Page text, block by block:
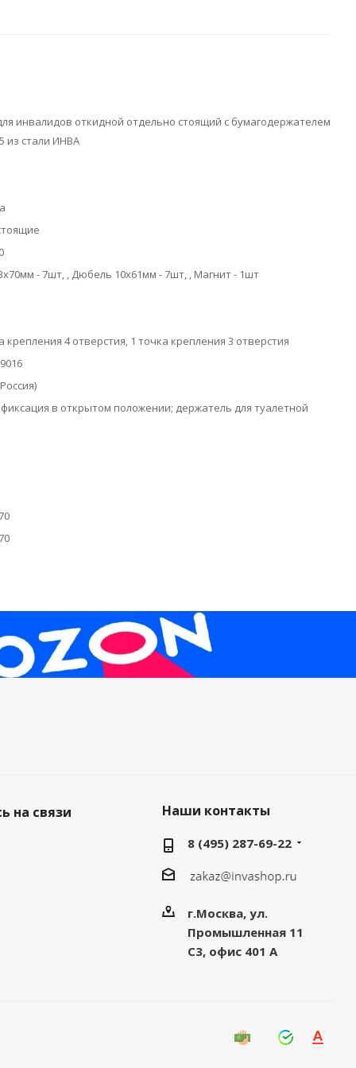
инвалидов откидной отдельно стоящий с бумагодержателем
из стали ИНВА
- 7шт, , Дюбель 10х61мм - 7шт, , Магнит - 1шт
крепления 4 отверстия, 1 точка крепления 3 отверстия
в открытом положении; держатель для туалетной
на связи Наши контакты
8 (495) 287-69-22
г.Москва, ул.
Промышленная 11
C3, офис 401 А